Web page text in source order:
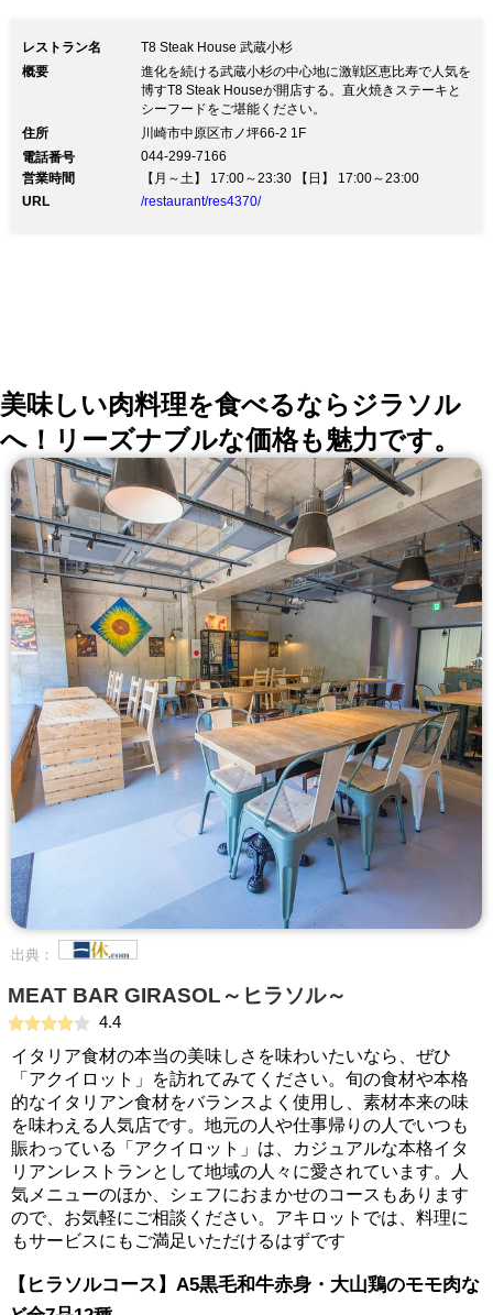
レストラン名
T8 Steak House 武蔵小杉
概要
進化を続ける武蔵小杉の中心地に激戦区恵比寿で人気を
博すT8 Steak Houseが開店する。直火焼きステーキと
シーフードをご堪能ください。
住所
川崎市中原区市ノ坪66-2 1F
電話番号
044-299-7166
営業時間
【月～土】 17:00～23:30 【日】 17:00～23:00
URL
/restaurant/res4370/
美味しい肉料理を食べるならジラソル
へ！リーズナブルな価格も魅力です。
出典：
MEAT BAR GIRASOL～ヒラソル～
4.4
イタリア食材の本当の美味しさを味わいたいなら、ぜひ
「アクイロット」を訪れてみてください。旬の食材や本格
的なイタリアン食材をバランスよく使用し、素材本来の味
を味わえる人気店です。地元の人や仕事帰りの人でいつも
賑わっている「アクイロット」は、カジュアルな本格イタ
リアンレストランとして地域の人々に愛されています。人
気メニューのほか、シェフにおまかせのコースもあります
ので、お気軽にご相談ください。アキロットでは、料理に
もサービスにもご満足いただけるはずです
【ヒラソルコース】A5黒毛和牛赤身・大山鶏のモモ肉な